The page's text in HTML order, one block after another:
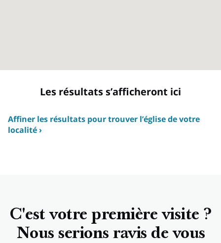
Les résultats s’afficheront ici
Affiner les résultats pour trouver l’église de votre
localité ›
saisissant votre adresse complète.
C'est votre première visite ?
Nous serions ravis de vous